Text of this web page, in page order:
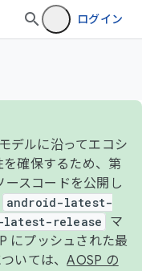
ログイン
デルに沿ってエコシ
確保するため、第
ースコードを公開し
android-latest-
latest-release
マ
にプッシュされた最
いては、AOSP の